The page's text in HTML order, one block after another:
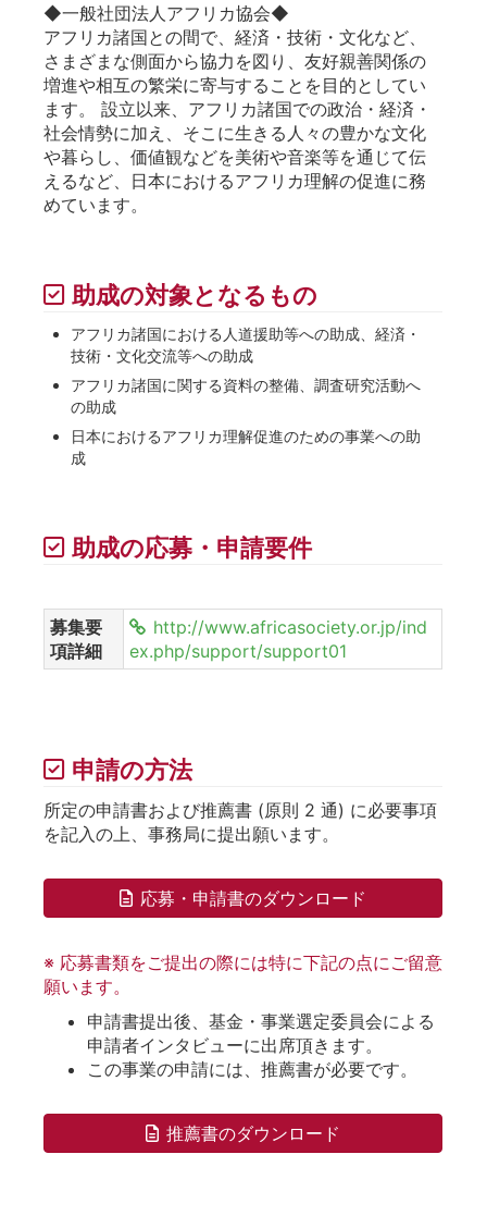
◆一般社団法人アフリカ協会◆
アフリカ諸国との間で、経済・技術・文化など、
さまざまな側面から協力を図り、友好親善関係の
増進や相互の繁栄に寄与することを目的としてい
ます。 設立以来、アフリカ諸国での政治・経済・
社会情勢に加え、そこに生きる人々の豊かな文化
や暮らし、価値観などを美術や音楽等を通じて伝
えるなど、日本におけるアフリカ理解の促進に務
めています。
助成の対象となるもの
アフリカ諸国における人道援助等への助成、経済・
技術・文化交流等への助成
アフリカ諸国に関する資料の整備、調査研究活動へ
の助成
日本におけるアフリカ理解促進のための事業への助
成
助成の応募・申請要件
募集要
項詳細
http://www.africasociety.or.jp/ind
ex.php/support/support01
申請の方法
所定の申請書および推薦書 (原則 2 通) に必要事項
を記入の上、事務局に提出願います。
応募・申請書のダウンロード
※ 応募書類をご提出の際には特に下記の点にご留意
願います。
申請書提出後、基金・事業選定委員会による
申請者インタビューに出席頂きます。
この事業の申請には、推薦書が必要です。
推薦書のダウンロード